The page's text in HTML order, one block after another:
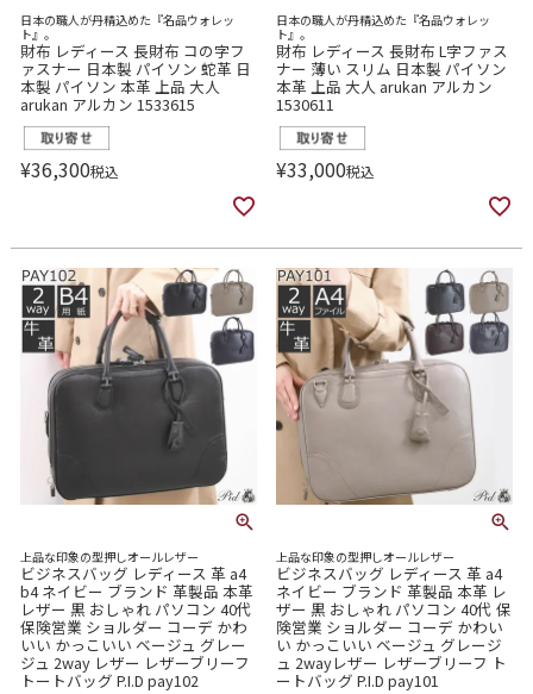
日本の職人が丹精込めた『名品ウォレッ
ト』。
財布 レディース 長財布 コの字フ
ァスナー 日本製 パイソン 蛇革 日
本製 パイソン 本革 上品 大人
arukan アルカン 1533615
¥36,300税込
日本の職人が丹精込めた『名品ウォレッ
ト』。
財布 レディース 長財布 L字ファス
ナー 薄い スリム 日本製 パイソン
本革 上品 大人 arukan アルカン
1530611
¥33,000税込
上品な印象の型押しオールレザー
ビジネスバッグ レディース 革 a4
b4 ネイビー ブランド 革製品 本革
レザー 黒 おしゃれ パソコン 40代
保険営業 ショルダー コーデ かわ
いい かっこいい ベージュ グレー
ジュ 2way レザー レザーブリーフ
トートバッグ P.I.D pay102
上品な印象の型押しオールレザー
ビジネスバッグ レディース 革 a4
ネイビー ブランド 革製品 本革 レ
ザー 黒 おしゃれ パソコン 40代 保
険営業 ショルダー コーデ かわい
い かっこいい ベージュ グレージ
ュ 2wayレザー レザーブリーフ ト
ートバッグ P.I.D pay101